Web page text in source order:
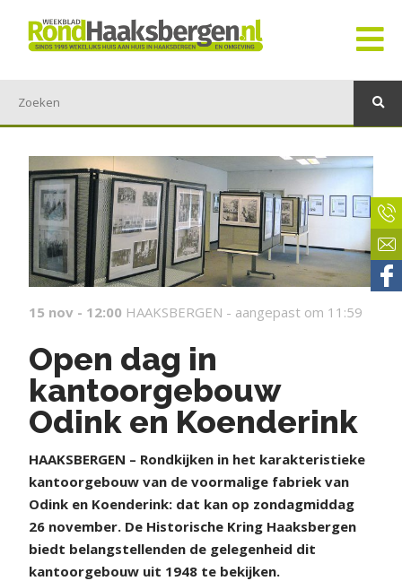
15 nov - 12:00 HAAKSBERGEN - aangepast om 11:59
Open dag in
kantoorgebouw
Odink en Koenderink
HAAKSBERGEN – Rondkijken in het karakteristieke
kantoorgebouw van de voormalige fabriek van
Odink en Koenderink: dat kan op zondagmiddag
26 november. De Historische Kring Haaksbergen
biedt belangstellenden de gelegenheid dit
kantoorgebouw uit 1948 te bekijken.